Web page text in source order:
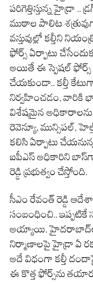
పరిగెత్తిస్తున్న హైడ్రా
ముఠాల పాలిట
వస్తువుల్లో కల్తీని
ఫోర్స్ ఏర్పాటు
అయితే ఈ స్పెషల్ ఫోర్స్
చేయకుండా.. కల్తీ
నిర్వహించడం, వారికి
విశేషమైన అధికారాలను
రెవెన్యూ, మున్సిపల్,
కలిసి ఏర్పాటు
ఐపీఎస్ అధికారిని
రెడ్డి ప్రభుత్వం చేస్తోంది.
సీఎం రేవంత్ రెడ్డి
సంబంధించి.. ఇప్పటికే
అయ్యాయి. హైదరాబాద్‌లో
నిర్మాణాలపై హైడ్రా ఏ
అదే విధంగా కల్తీ
ఈ కొత్త ఫోర్స్‌ను తయారు